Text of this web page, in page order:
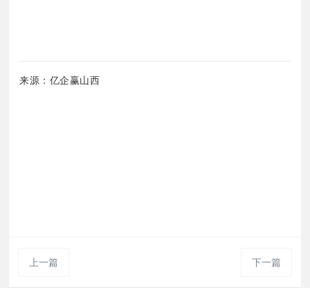
来源：亿企赢山西
上一篇 下一篇